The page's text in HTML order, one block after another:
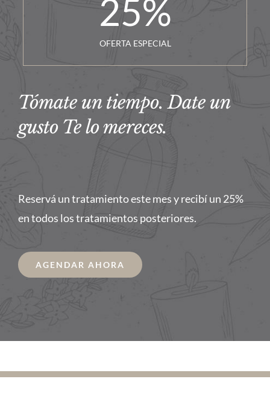
25%
OFERTA ESPECIAL
Tómate un tiempo. Date un
gusto Te lo mereces.
Reservá un tratamiento este mes y recibí un 25%
en todos los tratamientos posteriores.
AGENDAR AHORA